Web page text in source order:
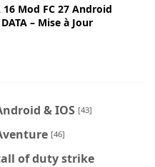
16 Mod FC 27 Android
– Mise à Jour
& IOS [43]
[46]
of duty strike